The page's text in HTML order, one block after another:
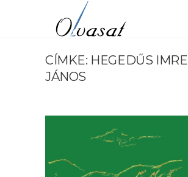
CÍMKE: HEGEDŰS IMRE
JÁNOS